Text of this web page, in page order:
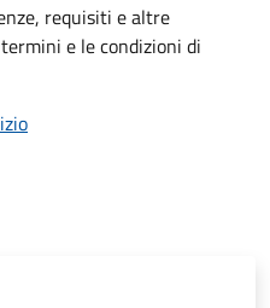
requisiti e altre
e le condizioni di